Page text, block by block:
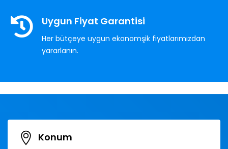
Uygun Fiyat Garantisi
Her bütçeye uygun ekonomşik fiyatlarımızdan
yararlanın.
Konum